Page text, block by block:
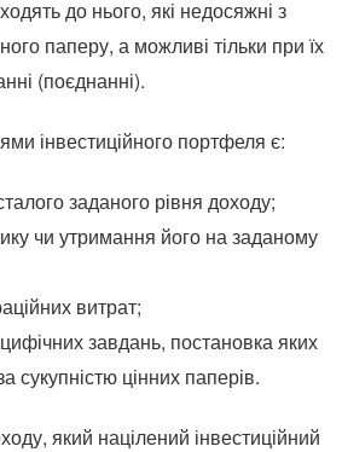
до нього, які недосяжні з
паперу, а можливі тільки при їх
(поєднанні).
інвестиційного портфеля є:
заданого рівня доходу;
чи утримання його на заданому
витрат;
завдань, постановка яких
сукупністю цінних паперів.
який націлений інвестиційний